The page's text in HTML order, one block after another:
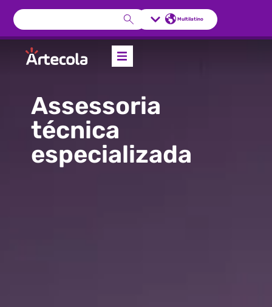
Multilatino
Assessoria
técnica
especializada